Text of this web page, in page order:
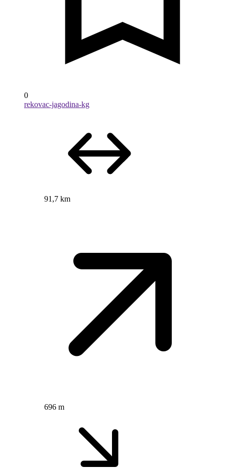
0
rekovac-jagodina-kg
91,7 km
696 m